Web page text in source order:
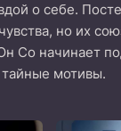
о себе.
но их
Со начинает
мотивы.